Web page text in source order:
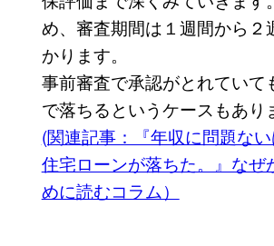
め、審査期間は１週間から２
かります。
事前審査で承認がとれていて
で落ちるというケースもあり
(関連記事：『年収に問題な
住宅ローンが落ちた。』なぜ
めに読むコラム）